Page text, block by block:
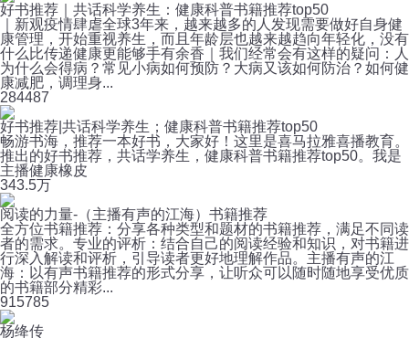
好书推荐｜共话科学养生：健康科普书籍推荐top50
｜新观疫情肆虐全球3年来，越来越多的人发现需要做好自身健
康管理，开始重视养生，而且年龄层也越来越趋向年轻化，没有
什么比传递健康更能够手有余香｜我们经常会有这样的疑问：人
为什么会得病？常见小病如何预防？大病又该如何防治？如何健
康减肥，调理身...
284487
好书推荐|共话科学养生；健康科普书籍推荐top50
畅游书海，推荐一本好书，大家好！这里是喜马拉雅喜播教育。
推出的好书推荐，共话学养生，健康科普书籍推荐top50。我是
主播健康橡皮
343.5万
阅读的力量-（主播有声的江海）书籍推荐
全方位书籍推荐：分享各种类型和题材的书籍推荐，满足不同读
者的需求。专业的评析：结合自己的阅读经验和知识，对书籍进
行深入解读和评析，引导读者更好地理解作品。主播有声的江
海：以有声书籍推荐的形式分享，让听众可以随时随地享受优质
的书籍部分精彩...
915785
杨绛传